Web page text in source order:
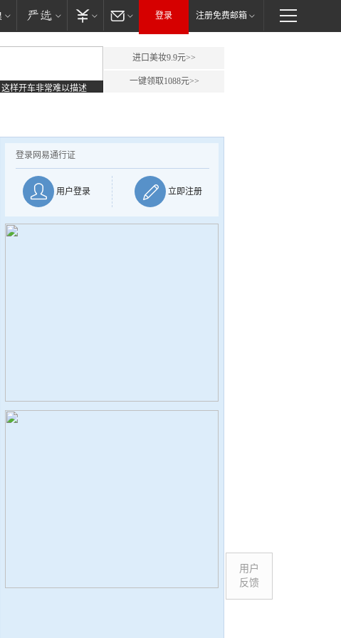
登录 注册免费邮箱
这样开车非常难以描述
进口美妆9.9元>>
一键领取1088元>>
登录网易通行证
用户登录 立即注册
用户
反馈